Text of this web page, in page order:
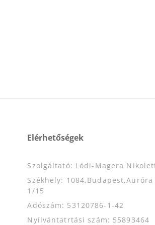
Elérhetőségek
Szolgáltató: Lódi-Magera
Székhely: 1084,Budapest,Auróra
1/15
Adószám: 53120786-1-42
Nyílvántatrtási szám: 55893464